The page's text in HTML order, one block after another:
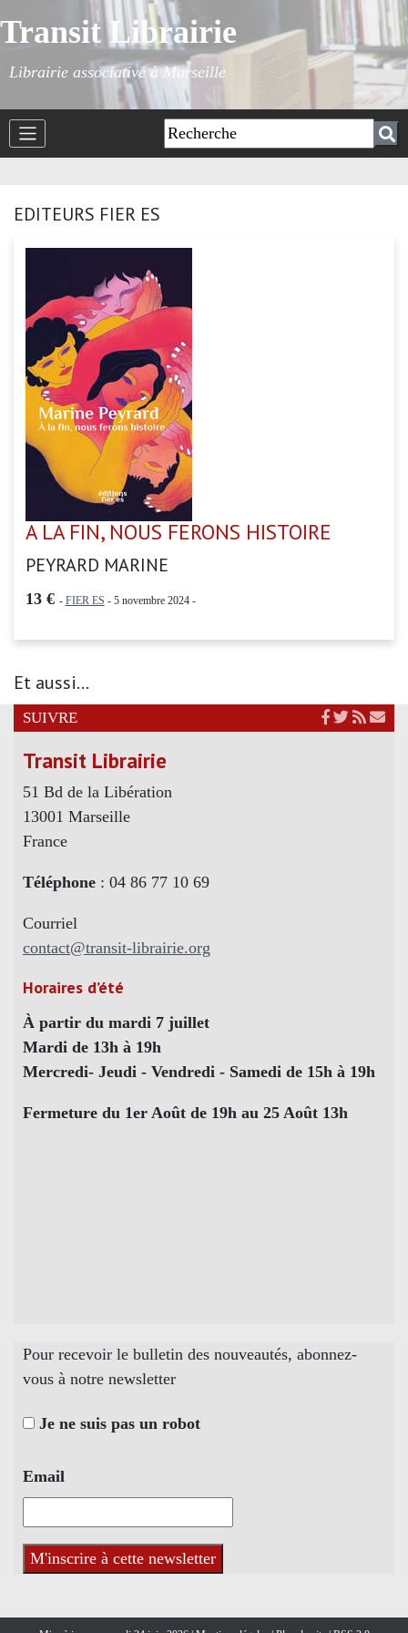
Transit Librairie
Librairie associative à Marseille
EDITEURS FIER ES
A LA FIN, NOUS FERONS HISTOIRE
PEYRARD MARINE
13 € - FIER ES - 5 novembre 2024 -
Et aussi...
SUIVRE
Transit Librairie
51 Bd de la Libération
13001 Marseille
France
Téléphone : 04 86 77 10 69
Courriel
contact@transit-librairie.org
Horaires d’été
À partir du mardi 7 juillet
Mardi de 13h à 19h
Mercredi- Jeudi - Vendredi - Samedi de 15h à 19h
Fermeture du 1er Août de 19h au 25 Août 13h
Pour recevoir le bulletin des nouveautés, abonnez-
vous à notre newsletter
Je ne suis pas un robot
Email